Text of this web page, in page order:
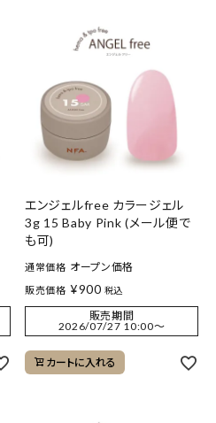
エンジェルfree カラージェル
3g 15 Baby Pink (メール便で
も可)
通常価格 オープン価格
販売価格 ¥900 税込
販売期間
2026/07/27 10:00〜
カートに入れる